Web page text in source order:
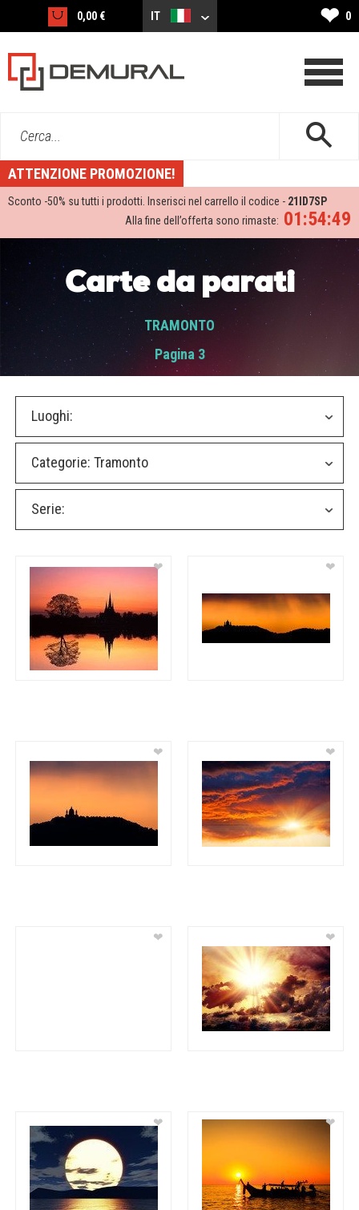
0,00 € IT ❤ 0
Cerca...
ATTENZIONE PROMOZIONE!
Sconto -50% su tutti i prodotti. Inserisci nel carrello il codice - 21ID7SP
01:54:48
Alla fine dell’offerta sono rimaste:
Carte da parati
TRAMONTO
Pagina 3
Luoghi:
Categorie: Tramonto
Serie:
❤ ❤
❤ ❤
❤ ❤
❤ ❤